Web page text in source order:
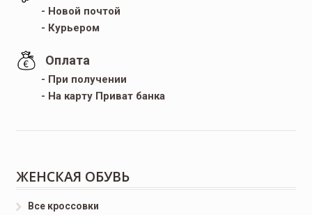
- Новой почтой
- Курьером
Оплата
- При получении
- На карту Приват банка
ЖЕНСКАЯ ОБУВЬ
Все кроссовки